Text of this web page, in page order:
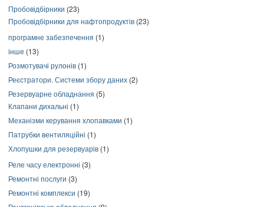
Пробовідбірники (23)
Пробовідбірники для нафтопродуктів (23)
програмне забезпечення (1)
інше (13)
Розмотувачі рулонів (1)
Реєстратори. Системи збору даних (2)
Резервуарне обладнання (5)
Клапани дихальні (1)
Механізми керування хлопавками (1)
Патрубки вентиляційні (1)
Хлопушки для резервуарів (1)
Реле часу електронні (3)
Ремонтні послуги (3)
Ремонтні комплекси (19)